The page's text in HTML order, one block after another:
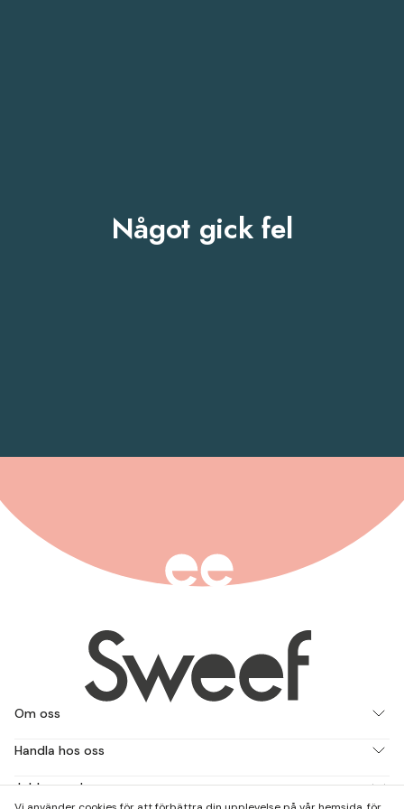
Något gick fel
Om oss
Handla hos oss
Jobba med oss